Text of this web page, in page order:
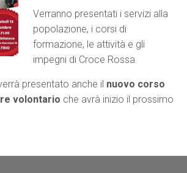
Verranno presentati i servizi alla
popolazione, i corsi di
formazione, le attività e gli
impegni di Croce Rossa.
presentato anche il nuovo corso
volontario che avrà inizio il prossimo